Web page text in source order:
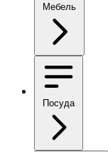
Мебель
Посуда